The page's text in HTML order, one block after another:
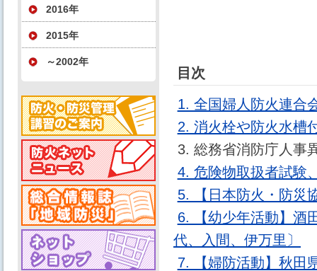
2016年
2015年
～2002年
目次
1. 全国婦人防火連合
2. 消火栓や防火水槽
3. 総務省消防庁人事
4. 危険物取扱者試験
5. 【日本防火・防災
6. 【幼少年活動】酒
代、入間、伊万里〕
7. 【婦防活動】秋田